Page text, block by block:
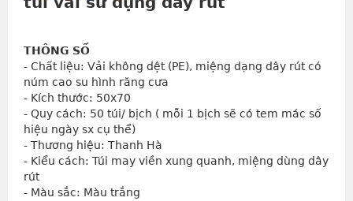
THÔNG SỐ
- Chất liệu: Vải không dệt (PE), miệng dạng dây rút có
núm cao su hình răng cưa
- Kích thước: 50x70
- Quy cách: 50 túi/ bịch ( mỗi 1 bịch sẽ có tem mác số
hiệu ngày sx cụ thể)
- Thương hiệu: Thanh Hà
- Kiểu cách: Túi may viền xung quanh, miệng dùng dây
rút
- Màu sắc: Màu trắng